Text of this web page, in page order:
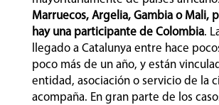
Marruecos, Argelia, Gambia o Mali,
hay una participante de Colombia.
llegado a Catalunya entre hace
poco más de un año, y están
entidad, asociación o servicio de la
acompaña. En gran parte de los